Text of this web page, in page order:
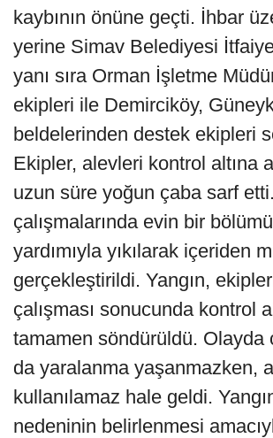
kaybının önüne geçti. İhbar
yerine Simav Belediyesi
yanı sıra Orman İşletme
ekipleri ile Demirciköy,
beldelerinden destek ekipleri
Ekipler, alevleri kontrol altına
uzun süre yoğun çaba sarf
çalışmalarında evin bir
yardımıyla yıkılarak içeriden
gerçekleştirildi. Yangın,
çalışması sonucunda kontrol
tamamen söndürüldü. Olayda
da yaralanma yaşanmazken,
kullanılamaz hale geldi.
nedeninin belirlenmesi